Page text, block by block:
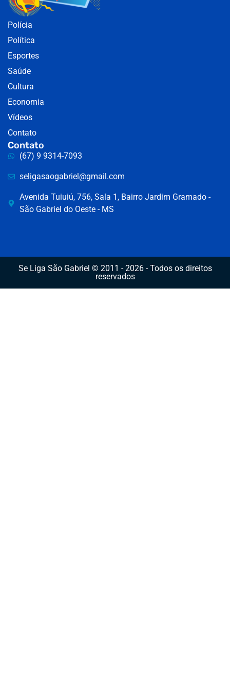
Polícia
Política
Esportes
Saúde
Cultura
Economia
Vídeos
Contato
Contato
(67) 9 9314-7093
seligasaogabriel@gmail.com
Avenida Tuiuiú, 756, Sala 1, Bairro Jardim Gramado -
São Gabriel do Oeste - MS
Se Liga São Gabriel © 2011 - 2026 - Todos os direitos
reservados